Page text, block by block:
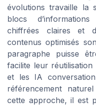
évolutions travaille la
blocs
chiffrées claires et
contenus optimisés
paragraphe puisse
facilite leur
et les IA
référencement
cette approche, il est